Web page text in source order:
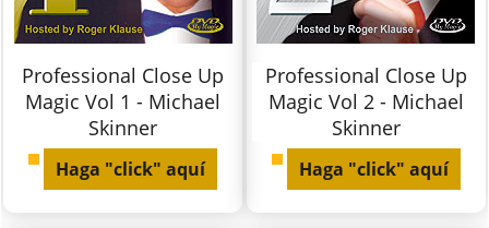
Professional Close Up
Magic Vol 1 - Michael
Skinner
Haga "click" aquí
Professional Close Up
Magic Vol 2 - Michael
Skinner
Haga "click" aquí